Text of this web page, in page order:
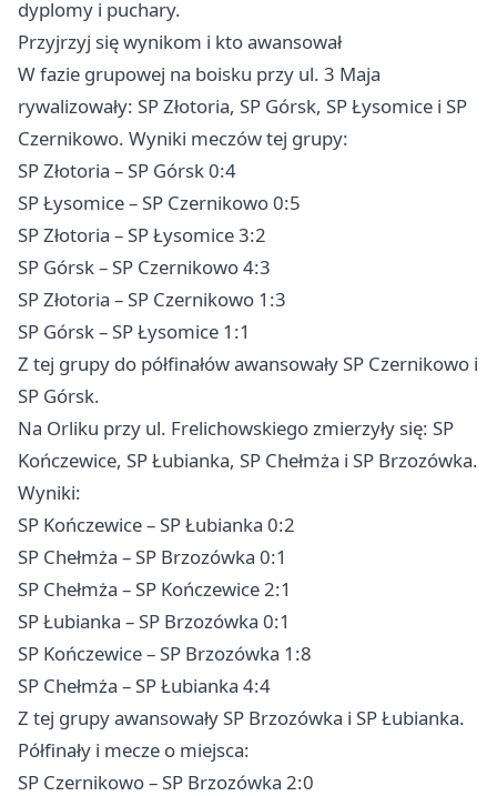
dyplomy i puchary.
Przyjrzyj się wynikom i kto awansował
W fazie grupowej na boisku przy ul. 3 Maja
rywalizowały: SP Złotoria, SP Górsk, SP Łysomice i SP
Czernikowo. Wyniki meczów tej grupy:
SP Złotoria – SP Górsk 0:4
SP Łysomice – SP Czernikowo 0:5
SP Złotoria – SP Łysomice 3:2
SP Górsk – SP Czernikowo 4:3
SP Złotoria – SP Czernikowo 1:3
SP Górsk – SP Łysomice 1:1
Z tej grupy do półfinałów awansowały SP Czernikowo i
SP Górsk.
Na Orliku przy ul. Frelichowskiego zmierzyły się: SP
Kończewice, SP Łubianka, SP Chełmża i SP Brzozówka.
Wyniki:
SP Kończewice – SP Łubianka 0:2
SP Chełmża – SP Brzozówka 0:1
SP Chełmża – SP Kończewice 2:1
SP Łubianka – SP Brzozówka 0:1
SP Kończewice – SP Brzozówka 1:8
SP Chełmża – SP Łubianka 4:4
Z tej grupy awansowały SP Brzozówka i SP Łubianka.
Półfinały i mecze o miejsca:
SP Czernikowo – SP Brzozówka 2:0